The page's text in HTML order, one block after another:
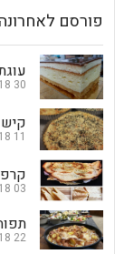
פורסם לאחרונה
30 J 2018
11 J 2018
03 J 2018
22 J 2018